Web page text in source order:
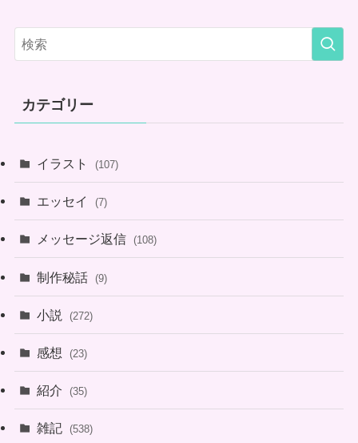
カテゴリー
イラスト (107)
エッセイ (7)
メッセージ返信 (108)
制作秘話 (9)
小説 (272)
感想 (23)
紹介 (35)
雑記 (538)